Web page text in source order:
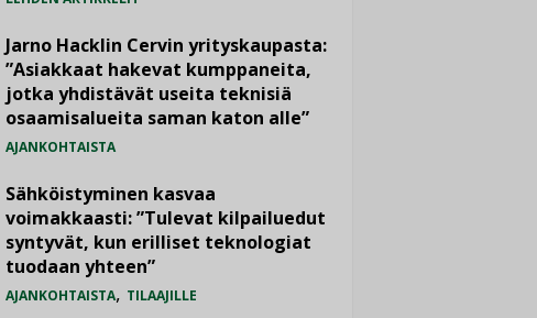
Jarno Hacklin Cervin yrityskaupasta:
”Asiakkaat hakevat kumppaneita,
jotka yhdistävät useita teknisiä
osaamisalueita saman katon alle”
AJANKOHTAISTA
Sähköistyminen kasvaa
voimakkaasti: ”Tulevat kilpailuedut
syntyvät, kun erilliset teknologiat
tuodaan yhteen”
AJANKOHTAISTA, TILAAJILLE